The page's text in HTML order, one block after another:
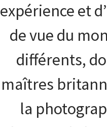
expérience et
de vue du
différents,
maîtres
la